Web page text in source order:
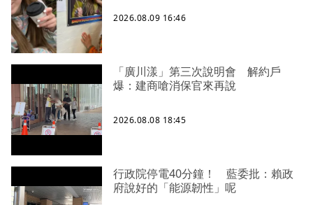
2026.08.09 16:46
「廣川漾」第三次說明會 解約戶
爆：建商嗆消保官來再說
2026.08.08 18:45
行政院停電40分鐘！ 藍委批：賴政
府說好的「能源韌性」呢